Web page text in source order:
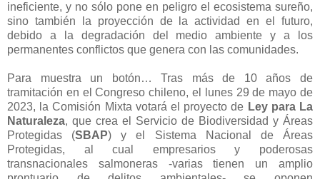
ineficiente, y no sólo pone en peligro el ecosistema sureño,
sino también la proyección de la actividad en el futuro,
debido a la degradación del medio ambiente y a los
permanentes conflictos que genera con las comunidades.
Para muestra un botón… Tras más de 10 años de
tramitación en el Congreso chileno, el lunes 29 de mayo de
2023, la Comisión Mixta votará el proyecto de Ley para La
Naturaleza, que crea el Servicio de Biodiversidad y Áreas
Protegidas (SBAP) y el Sistema Nacional de Áreas
Protegidas, al cual empresarios y poderosas
transnacionales salmoneras -varias tienen un amplio